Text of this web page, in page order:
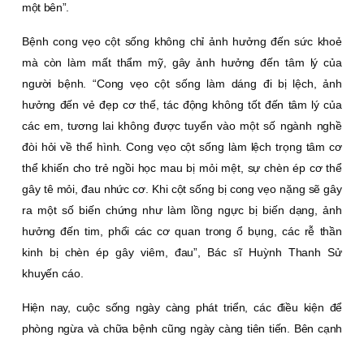
một bên”.
Bệnh cong vẹo cột sống không chỉ ảnh hưởng đến sức khoẻ
mà còn làm mất thẩm mỹ, gây ảnh hưởng đến tâm lý của
người bệnh. “Cong vẹo cột sống làm dáng đi bị lệch, ảnh
hưởng đến vẻ đẹp cơ thể, tác động không tốt đến tâm lý của
các em, tương lai không được tuyển vào một số ngành nghề
đòi hỏi về thể hình. Cong vẹo cột sống làm lệch trọng tâm cơ
thể khiến cho trẻ ngồi học mau bị mỏi mệt, sự chèn ép cơ thể
gây tê mỏi, đau nhức cơ. Khi cột sống bị cong vẹo nặng sẽ gây
ra một số biến chứng như làm lồng ngực bị biến dạng, ảnh
hưởng đến tim, phổi các cơ quan trong ổ bụng, các rễ thần
kinh bị chèn ép gây viêm, đau”, Bác sĩ Huỳnh Thanh Sử
khuyến cáo.
Hiện nay, cuộc sống ngày càng phát triển, các điều kiện để
phòng ngừa và chữa bệnh cũng ngày càng tiên tiến. Bên cạnh